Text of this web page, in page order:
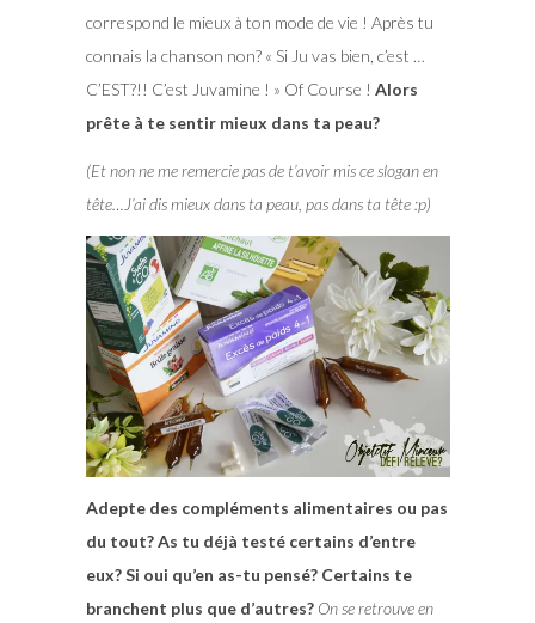
correspond le mieux à ton mode de vie ! Après tu
connais la chanson non? « Si Ju vas bien, c’est …
C’EST?!! C’est Juvamine ! » Of Course ! Alors
prête à te sentir mieux dans ta peau?
(Et non ne me remercie pas de t’avoir mis ce slogan en
tête…J’ai dis mieux dans ta peau, pas dans ta tête :p)
Adepte des compléments alimentaires ou pas
du tout? As tu déjà testé certains d’entre
eux? Si oui qu’en as-tu pensé? Certains te
branchent plus que d’autres? On se retrouve en